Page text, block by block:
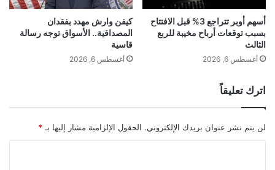
ن
ت
ق
ل
ب
أسهم أوبر تتراجع 3% قبل الافتتاح
بسبب توقعات أرباح مخيبة للربع
الثالث
أغسطس 6, 2026
كيفن وارش مهدد بفقدان
المصداقية.. الأسواق توجه رسالة
قاسية
أغسطس 6, 2026
اترك تعليقاً
لن يتم نشر عنوان بريدك الإلكتروني. الحقول الإلزامية مشار إليها بـ *